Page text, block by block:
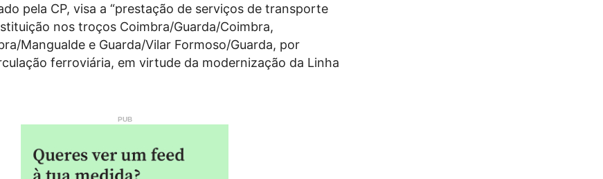
pela CP, visa a “prestação de serviços de transporte
nos troços Coimbra/Guarda/Coimbra,
Mangualde e Guarda/Vilar Formoso/Guarda, por
ferroviária, em virtude da modernização da Linha